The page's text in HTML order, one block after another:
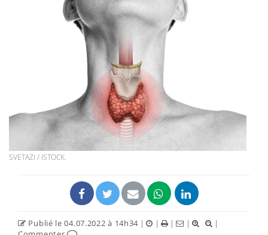
SVETAZI / ISTOCK.
Publié le 04.07.2022 à 14h34 | | | |
|